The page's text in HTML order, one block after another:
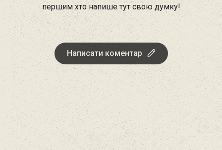
першим хто напише тут свою думку!
Написати коментар